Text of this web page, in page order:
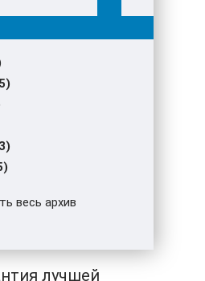
весь архив
лучшей